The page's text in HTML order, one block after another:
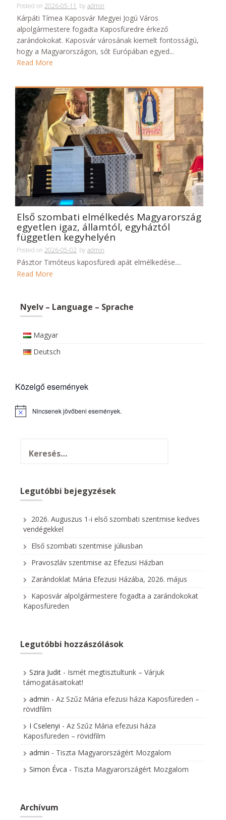
Posted on 2026-05-11 byadmin
Kárpáti Tímea Kaposvár Megyei Jogú Város
alpolgármestere fogadta Kaposfüredre érkező
zarándokokat. Kaposvár városának kiemelt fontosságú,
hogy a Magyarországon, sőt Európában egyed...
Read More
Első szombati elmélkedés Magyarország
egyetlen igaz, államtól, egyháztól
független kegyhelyén
Posted on 2026-05-02 byadmin
Pásztor Timóteus kaposfüredi apát elmélkedése....
Read More
Nyelv – Language – Sprache
Magyar
Deutsch
Közelgő események
N
Nincsenek jövőbeni események.
Legutóbbi bejegyzések
2026. Auguszus 1-i első szombati szentmise kedves
vendégekkel
Első szombati szentmise júliusban
Pravoszláv szentmise az Efezusi Házban
Zarándoklat Mária Efezusi Házába, 2026. május
Kaposvár alpolgármestere fogadta a zarándokokat
Kaposfüreden
Legutóbbi hozzászólások
Szira Judit - Ismét megtisztultunk – Várjuk
támogatásaitokat!
admin - Az Szűz Mária efezusi háza Kaposfüreden –
rövidfilm
I Cselenyi - Az Szűz Mária efezusi háza
Kaposfüreden – rövidfilm
admin - Tiszta Magyarországért Mozgalom
Simon Évca - Tiszta Magyarországért Mozgalom
Archívum